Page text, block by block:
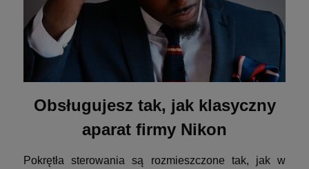
Obsługujesz tak, jak klasyczny
aparat firmy Nikon
Pokrętła sterowania są rozmieszczone tak, jak w